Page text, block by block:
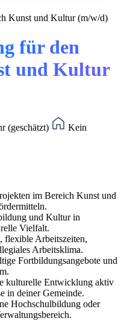
Kunst und Kultur (m/w/d)
für den
und Kultur
(geschätzt)
Kein
im Bereich Kunst und
und Kultur in
Vielfalt.
flexible Arbeitszeiten,
Arbeitsklima.
Fortbildungsangebote und
kulturelle Entwicklung aktiv
in deiner Gemeinde.
Hochschulbildung oder